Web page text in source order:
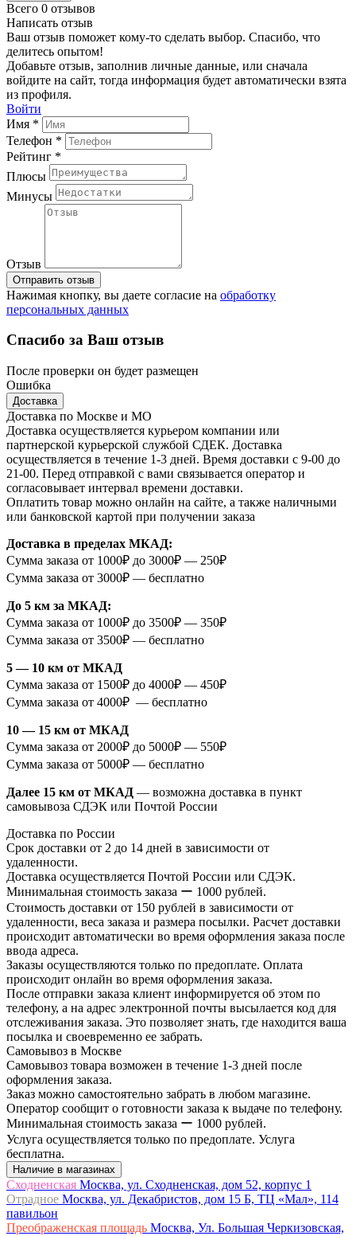
Всего 0 отзывов
Написать отзыв
Ваш отзыв поможет кому-то сделать выбор. Спасибо, что
делитесь опытом!
Добавьте отзыв, заполнив личные данные, или сначала
войдите на сайт, тогда информация будет автоматически взята
из профиля.
Войти
Имя *
Телефон *
Рейтинг *
Плюсы
Минусы
Отзыв
Отправить отзыв
Нажимая кнопку, вы даете согласие на обработку
персональных данных
Спасибо за Ваш отзыв
После проверки он будет размещен
Ошибка
Доставка
Доставка по Москве и МО
Доставка осуществляется курьером компании или
партнерской курьерской службой СДЕК. Доставка
осуществляется в течение 1-3 дней. Время доставки с 9-00 до
21-00. Перед отправкой с вами связывается оператор и
согласовывает интервал времени доставки.
Оплатить товар можно онлайн на сайте, а также наличными
или банковской картой при получении заказа
Доставка в пределах МКАД:
Сумма заказа от 1000₽ до 3000₽ — 250₽
Сумма заказа от 3000₽ — бесплатно
До 5 км за МКАД:
Сумма заказа от 1000₽ до 3500₽ — 350₽
Сумма заказа от 3500₽ — бесплатно
5 — 10 км от МКАД
Сумма заказа от 1500₽ до 4000₽ — 450₽
Сумма заказа от 4000₽ — бесплатно
10 — 15 км от МКАД
Сумма заказа от 2000₽ до 5000₽ — 550₽
Сумма заказа от 5000₽ — бесплатно
Далее 15 км от МКАД — возможна доставка в пункт
самовывоза СДЭК или Почтой России
Доставка по России
Срок доставки от 2 до 14 дней в зависимости от
удаленности.
Доставка осуществляется Почтой России или СДЭК.
Минимальная стоимость заказа ー 1000 рублей.
Стоимость доставки от 150 рублей в зависимости от
удаленности, веса заказа и размера посылки. Расчет доставки
происходит автоматически во время оформления заказа после
ввода адреса.
Заказы осуществляются только по предоплате. Оплата
происходит онлайн во время оформления заказа.
После отправки заказа клиент информируется об этом по
телефону, а на адрес электронной почты высылается код для
отслеживания заказа. Это позволяет знать, где находится ваша
посылка и своевременно ее забрать.
Самовывоз в Москве
Самовывоз товара возможен в течение 1-3 дней после
оформления заказа.
Заказ можно самостоятельно забрать в любом магазине.
Оператор сообщит о готовности заказа к выдаче по телефону.
Минимальная стоимость заказа ー 1000 рублей.
Услуга осуществляется только по предоплате. Услуга
бесплатна.
Наличие в магазинах
Сходненская Москва, ул. Сходненская, дом 52, корпус 1
Отрадное Москва, ул. Декабристов, дом 15 Б, ТЦ «Мал», 114
павильон
Преображенская площадь Москва, Ул. Большая Черкизовская,